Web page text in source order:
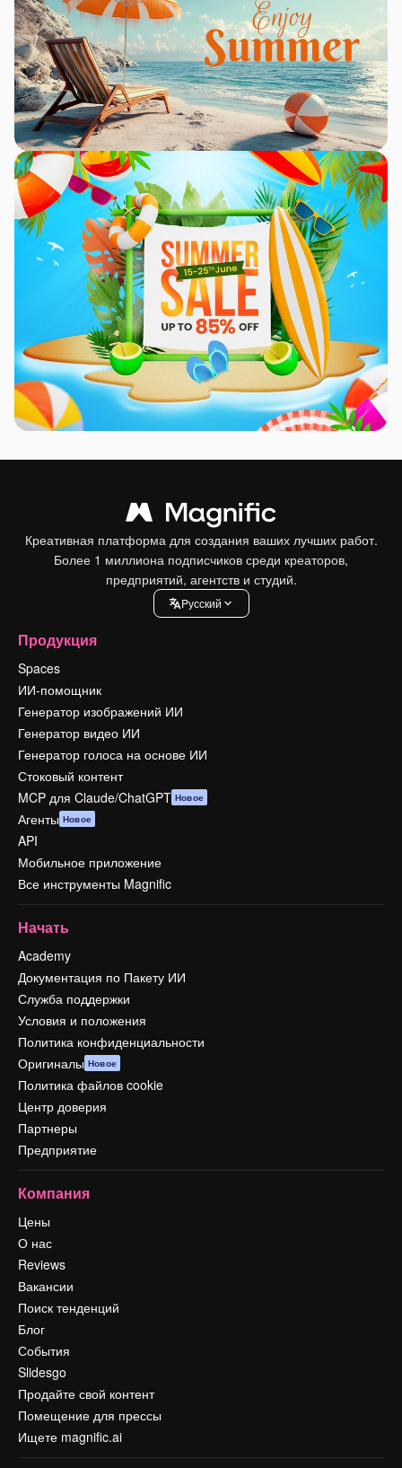
Креативная платформа для создания ваших лучших работ.
Более 1 миллиона подписчиков среди креаторов,
предприятий, агентств и студий.
Pусский
Продукция
Spaces
ИИ-помощник
Генератор изображений ИИ
Генератор видео ИИ
Генератор голоса на основе ИИ
Стоковый контент
MCP для Claude/ChatGPT Новое
Агенты Новое
API
Мобильное приложение
Все инструменты Magnific
Начать
Academy
Документация по Пакету ИИ
Служба поддержки
Условия и положения
Политика конфиденциальности
Оригиналы Новое
Политика файлов cookie
Центр доверия
Партнеры
Предприятие
Компания
Цены
О нас
Reviews
Вакансии
Поиск тенденций
Блог
События
Slidesgo
Продайте свой контент
Помещение для прессы
Ищете magnific.ai